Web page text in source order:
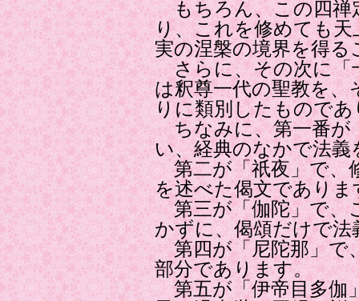
もちろん、この四禅
り、これを修めても
実の涅槃の境界を得
さらに、その次に「
は釈尊一代の聖教を、
りに類別したものであ
ちなみに、第一番が
い、経典のなかで法
第二が「祇夜」で、
を述べた偈文でありま
第三が「伽陀」で、
かずに、偈頌だけで
第四が「尼陀那」で
部分であります。
第五が「伊帝目多伽